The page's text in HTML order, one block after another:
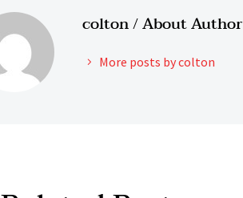
colton/ About Author
More posts by colton